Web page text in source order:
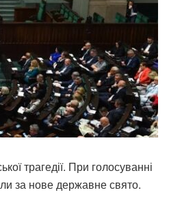
трагедії. При голосуванні
за нове державне свято.